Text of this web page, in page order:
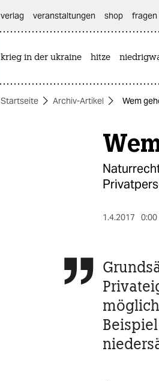
themen
verlag
veranstaltungen shop fragen
krieg in der ukraine hitze
Startseite Archiv-Artikel Wem
1.4.2017
